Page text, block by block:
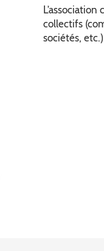
collectifs
sociétés, etc.)